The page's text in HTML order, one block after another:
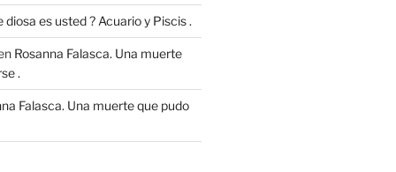
diosa es usted ? Acuario y Piscis .
Rosanna Falasca. Una muerte
.
Falasca. Una muerte que pudo